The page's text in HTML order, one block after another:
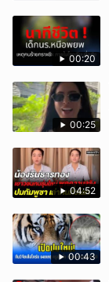
00:20
00:25
04:52
00:43